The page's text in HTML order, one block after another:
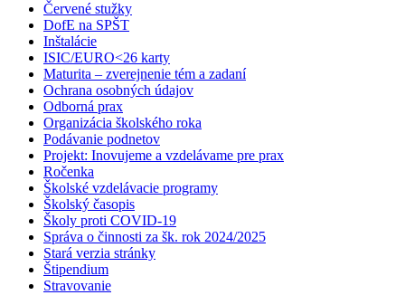
Červené stužky
DofE na SPŠT
Inštalácie
ISIC/EURO<26 karty
Maturita – zverejnenie tém a zadaní
Ochrana osobných údajov
Odborná prax
Organizácia školského roka
Podávanie podnetov
Projekt: Inovujeme a vzdelávame pre prax
Ročenka
Školské vzdelávacie programy
Školský časopis
Školy proti COVID-19
Správa o činnosti za šk. rok 2024/2025
Stará verzia stránky
Štipendium
Stravovanie